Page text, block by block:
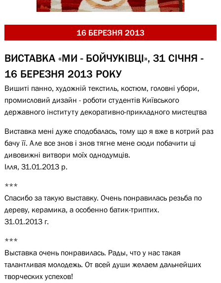
16 БЕРЕЗНЯ 2013
ВИСТАВКА «МИ - БОЙЧУКІВЦІ», 31 СІЧНЯ -
16 БЕРЕЗНЯ 2013 РОКУ
Вишиті панно, художній текстиль, костюм, головні убори,
промисловий дизайн - роботи студентів Київського
державного інституту декоративно-прикладного мистецтва
Виставка мені дуже сподобалась, тому що я вже в котрий раз
бачу її. Але все знов і знов тягне мене сюди побачити ці
дивовижні витвори моїх однодумців.
Ілля, 31.01.2013 р.
***
Спасибо за такую выставку. Очень понравилась резьба по
дереву, керамика, а особенно батик-триптих.
31.01.2013 г.
***
Выставка очень понравилась. Рады, что у нас такая
талантливая молодежь. От всей души желаем дальнейших
творческих успехов!